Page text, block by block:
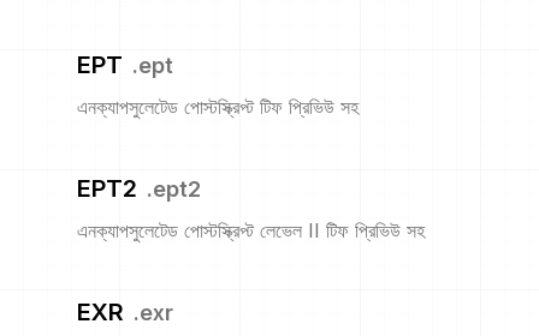
EPT .ept
এনক্যাপসুলেটেড পোস্টস্ক্রিপ্ট টিফ প্রিভিউ সহ
EPT2 .ept2
এনক্যাপসুলেটেড পোস্টস্ক্রিপ্ট লেভেল II টিফ প্রিভিউ সহ
EXR .exr